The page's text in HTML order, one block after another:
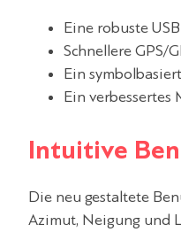
Eine robuste
Schnellere GPS/
Ein
Ein verbessertes
Intuitive
Die neu gestaltete
Azimut, Neigung und